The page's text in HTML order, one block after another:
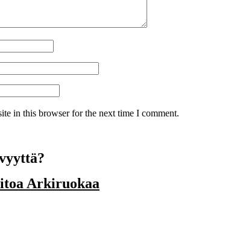
in this browser for the next time I comment.
Arkiruokaa